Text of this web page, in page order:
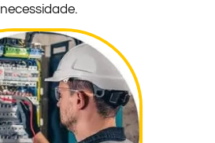
necessidade.